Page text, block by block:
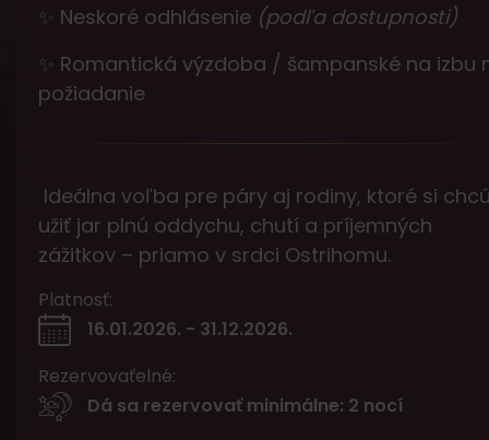
✨ Neskoré odhlásenie (podľa dostupnosti)
✨ Romantická výzdoba / šampanské na izbu
požiadanie
Ideálna voľba pre páry aj rodiny, ktoré si
užiť jar plnú oddychu, chutí a príjemných
zážitkov – priamo v srdci Ostrihomu.
Platnosť:
16.01.2026. - 31.12.2026.
Rezervovaťelné:
Dá sa rezervovať minimálne: 2 nocí